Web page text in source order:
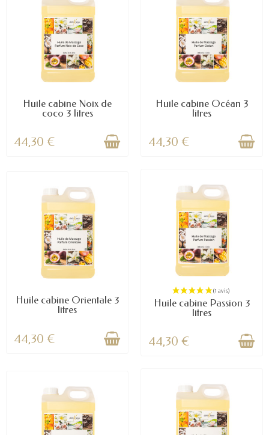
Huile cabine Noix de
coco 3 litres
44,30 €
Huile cabine Océan 3
litres
44,30 €
Huile cabine Orientale 3
litres
44,30 €
Huile cabine Passion 3
litres
44,30 €